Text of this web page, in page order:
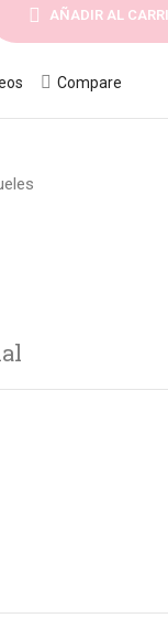
AÑADIR AL
Compare